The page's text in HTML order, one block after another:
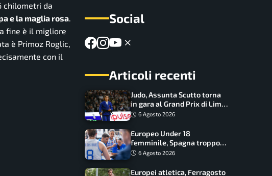
chilometri da
e la maglia rosa.
fine è il migliore
è Primoz Roglic,
con il
Social
Articoli recenti
Judo, Assunta Scutto torna
in gara al Grand Prix di Lima:
17 azzurri convocati
6 Agosto 2026
Europeo Under 18
femminile, Spagna troppo
forte: Italia battuta 95-41,
6 Agosto 2026
Europei atletica, Ferragosto